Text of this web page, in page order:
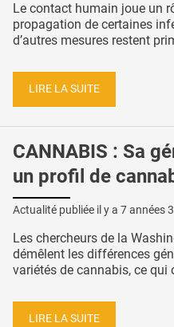
Le contact humain joue un
propagation de certaines
d’autres mesures restent
LIRE LA SUITE
CANNABIS : Sa
un profil de
Actualité publiée il y a 7 années
Les chercheurs de la
démêlent les différences
variétés de cannabis, ce qui
LIRE LA SUITE